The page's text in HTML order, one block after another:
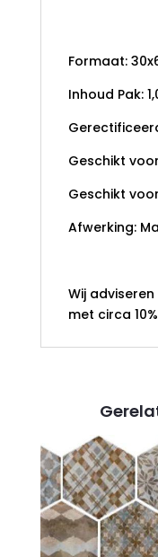
Formaat:
Inhoud Pak:
Geschikt
Geschikt
Afwerking:
Wij
met circa